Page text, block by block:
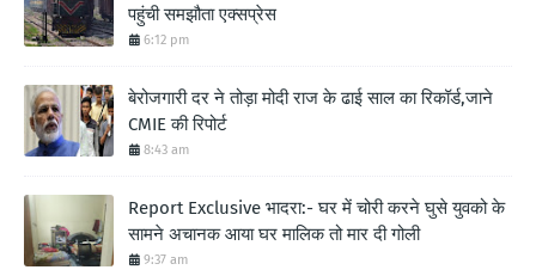
पहुंची समझौता एक्सप्रेस
6:12 pm
बेरोजगारी दर ने तोड़ा मोदी राज के ढाई साल का रिकॉर्ड,जाने
CMIE की रिपोर्ट
8:43 am
Report Exclusive भादरा:- घर में चोरी करने घुसे युवको के
सामने अचानक आया घर मालिक तो मार दी गोली
9:37 am